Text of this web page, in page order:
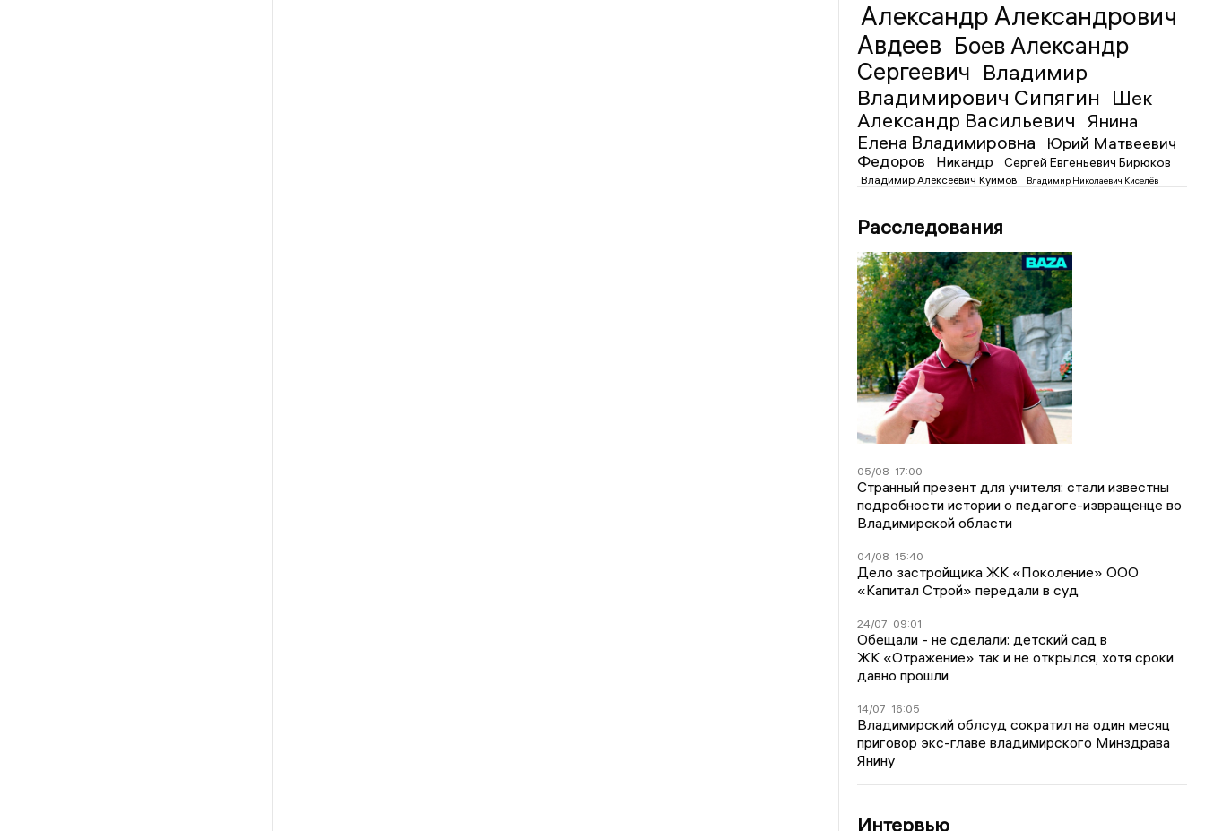
Александр Александрович
Авдеев Боев Александр
Сергеевич Владимир
Владимирович Сипягин Шек
Александр Васильевич
Янина
Елена Владимировна
Юрий Матвеевич
Федоров
Никандр Сергей Евгеньевич Бирюков
Владимир Алексеевич Куимов Владимир Николаевич Киселёв
Расследования
05/08 17:00
Странный презент для учителя: стали известны
подробности истории о педагоге-извращенце во
Владимирской области
04/08 15:40
Дело застройщика ЖК «Поколение» ООО
«Капитал Строй» передали в суд
24/07 09:01
Обещали - не сделали: детский сад в
ЖК «Отражение» так и не открылся, хотя сроки
давно прошли
14/07 16:05
Владимирский облсуд сократил на один месяц
приговор экс-главе владимирского Минздрава
Янину
Интервью